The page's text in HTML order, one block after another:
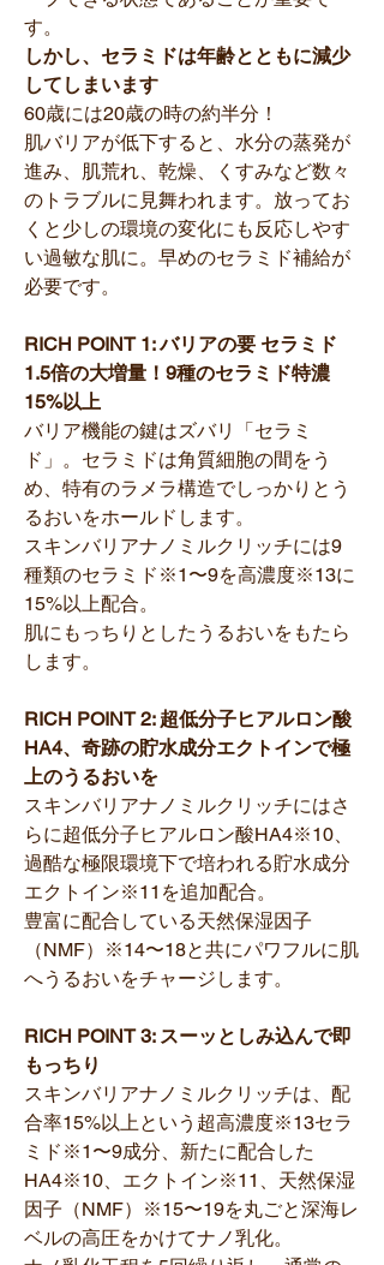
す。
しかし、セラミドは年齢とともに減少
してしまいます
60歳には20歳の時の約半分！
肌バリアが低下すると、水分の蒸発が
進み、肌荒れ、乾燥、くすみなど数々
のトラブルに見舞われます。放ってお
くと少しの環境の変化にも反応しやす
い過敏な肌に。早めのセラミド補給が
必要です。
RICH POINT 1: バリアの要 セラミド
1.5倍の大増量！9種のセラミド特濃
15%以上
バリア機能の鍵はズバリ「セラミ
ド」。セラミドは角質細胞の間をう
め、特有のラメラ構造でしっかりとう
るおいをホールドします。
スキンバリアナノミルクリッチには9
種類のセラミド※1〜9を高濃度※13に
15%以上配合。
肌にもっちりとしたうるおいをもたら
します。
RICH POINT 2: 超低分子ヒアルロン酸
HA4、奇跡の貯水成分エクトインで極
上のうるおいを
スキンバリアナノミルクリッチにはさ
らに超低分子ヒアルロン酸HA4※10、
過酷な極限環境下で培われる貯水成分
エクトイン※11を追加配合。
豊富に配合している天然保湿因子
（NMF）※14〜18と共にパワフルに肌
へうるおいをチャージします。
RICH POINT 3: スーッとしみ込んで即
もっちり
スキンバリアナノミルクリッチは、配
合率15%以上という超高濃度※13セラ
ミド※1〜9成分、新たに配合した
HA4※10、エクトイン※11、天然保湿
因子（NMF）※15〜19を丸ごと深海レ
ベルの高圧をかけてナノ乳化。